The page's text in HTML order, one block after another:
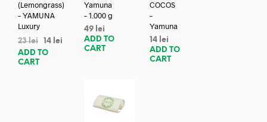
(Lemongrass)
– YAMUNA
Luxury
23lei 14 lei
ADD TO
CART
Yamuna
– 1.000 g
49 lei
ADD TO
CART
COCOS
–
Yamuna
14 lei
ADD TO
CART